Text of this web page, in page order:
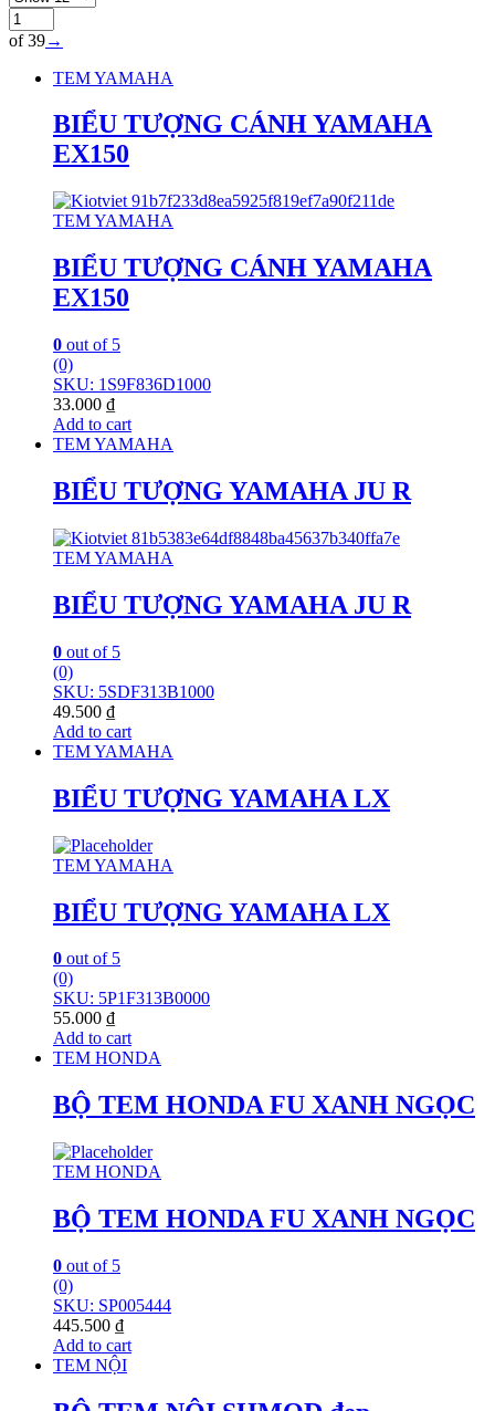
of 39→
TEM YAMAHA
BIỂU TƯỢNG CÁNH YAMAHA
EX150
TEM YAMAHA
BIỂU TƯỢNG CÁNH YAMAHA
EX150
0 out of 5
(0)
SKU: 1S9F836D1000
33.000 ₫
Add to cart
TEM YAMAHA
BIỂU TƯỢNG YAMAHA JU R
TEM YAMAHA
BIỂU TƯỢNG YAMAHA JU R
0 out of 5
(0)
SKU: 5SDF313B1000
49.500 ₫
Add to cart
TEM YAMAHA
BIỂU TƯỢNG YAMAHA LX
TEM YAMAHA
BIỂU TƯỢNG YAMAHA LX
0 out of 5
(0)
SKU: 5P1F313B0000
55.000 ₫
Add to cart
TEM HONDA
BỘ TEM HONDA FU XANH NGỌC
TEM HONDA
BỘ TEM HONDA FU XANH NGỌC
0 out of 5
(0)
SKU: SP005444
445.500 ₫
Add to cart
TEM NỘI